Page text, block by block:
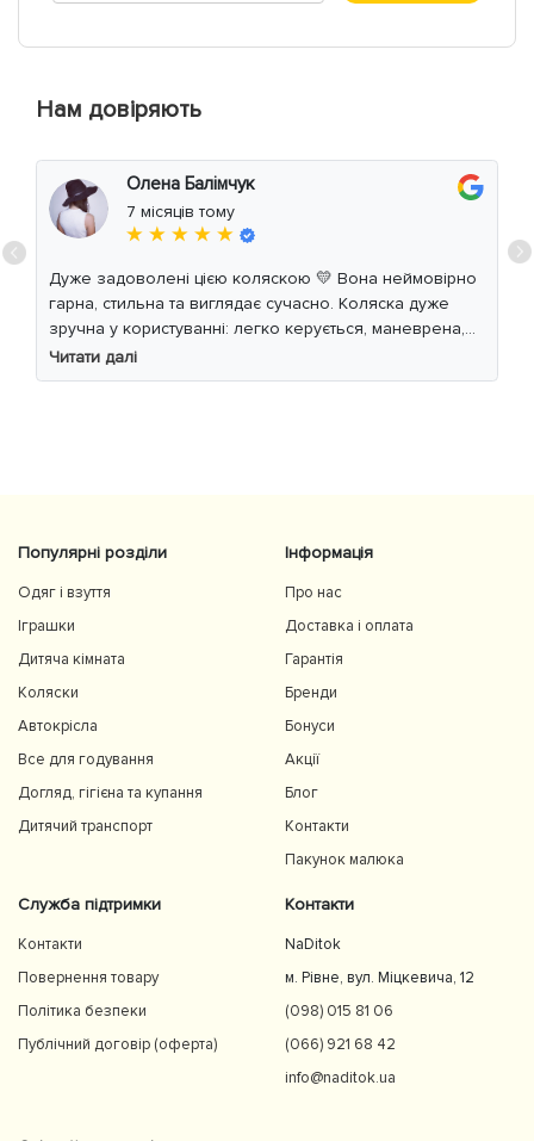
Нам довіряють
Олена Балімчук
7 місяців тому
★ ★ ★ ★ ★
Дуже задоволені цією коляскою 💛 Вона неймовірно
гарна, стильна та виглядає сучасно. Коляска дуже
зручна у користуванні: легко керується, маневрена,
м’який хід навіть по нерівній дорозі. Дитині
комфортно, просторе сидіння та великий капюшон
Читати далі
Популярні розділи
Одяг і взуття
Іграшки
Дитяча кімната
Коляски
Автокрісла
Все для годування
Догляд, гігієна та купання
Дитячий транспорт
Інформація
Про нас
Доставка і оплата
Гарантія
Бренди
Бонуси
Акції
Блог
Контакти
Пакунок малюка
Служба підтримки
Контакти
Повернення товару
Політика безпеки
Публічний договір (оферта)
Контакти
NaDitok
м. Рівне, вул. Міцкевича, 12
(098) 015 81 06
(066) 921 68 42
info@naditok.ua